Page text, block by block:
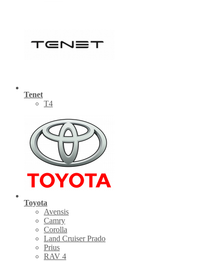
Tenet
Т4
Toyota
Avensis
Camry
Corolla
Land Cruiser Prado
Prius
RAV 4